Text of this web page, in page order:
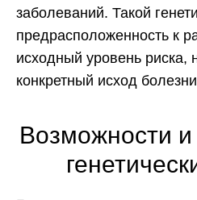
заболеваний. Такой
предрасположенность к
исходный уровень риска,
конкретный исход
Возможности и